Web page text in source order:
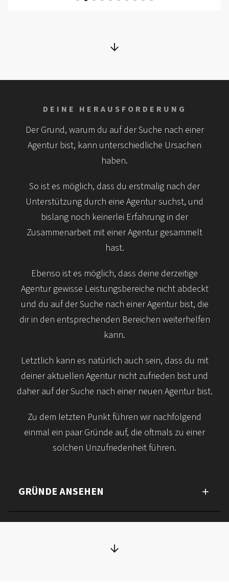
DEINE HERAUSFORDERUNG
Der Grund, warum du auf der Suche nach einer
Agentur bist, kann unterschiedliche Ursachen
haben.
So ist es möglich, dass du erstmalig nach der
Unterstützung durch eine Agentur suchst, und
bislang noch keinerlei Erfahrung in der
Zusammenarbeit mit einer Agentur gesammelt
hast.
Ebenso ist es möglich, dass deine derzeitige
Agentur gewisse Leistungs­bereiche nicht abdeckt
und du auf der Suche nach einer Agentur bist, die
dir in den entsprechenden Bereichen weiter­helfen
kann.
Letztlich kann es natürlich auch sein, dass du mit
deiner aktuellen Agentur nicht zufrieden bist und
daher auf der Suche nach einer neuen Agentur bist.
Zu dem letzten Punkt führen wir nachfolgend
einmal ein paar Gründe auf, die oftmals zu einer
solchen Unzufriedenheit führen.
GRÜNDE ANSEHEN